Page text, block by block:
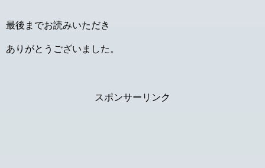
最後までお読みいただき
ありがとうございました。
スポンサーリンク